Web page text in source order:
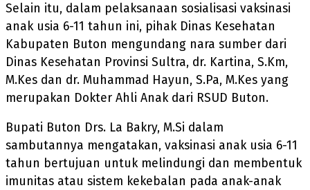
Selain itu, dalam pelaksanaan sosialisasi vaksinasi
anak usia 6-11 tahun ini, pihak Dinas Kesehatan
Kabupaten Buton mengundang nara sumber dari
Dinas Kesehatan Provinsi Sultra, dr. Kartina, S.Km,
M.Kes dan dr. Muhammad Hayun, S.Pa, M.Kes yang
merupakan Dokter Ahli Anak dari RSUD Buton.
Bupati Buton Drs. La Bakry, M.Si dalam
sambutannya mengatakan, vaksinasi anak usia 6-11
tahun bertujuan untuk melindungi dan membentuk
imunitas atau sistem kekebalan pada anak-anak